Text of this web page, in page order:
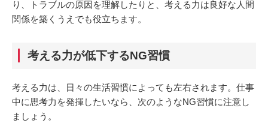
り、トラブルの原因を理解したりと、考える力は良好な人間
関係を築くうえでも役立ちます。
考える力が低下するNG習慣
考える力は、日々の生活習慣によっても左右されます。仕事
中に思考力を発揮したいなら、次のようなNG習慣に注意し
ましょう。